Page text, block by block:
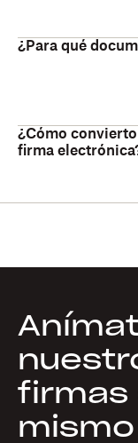
¿Para qué
¿Cómo
firma
firmas
mismo